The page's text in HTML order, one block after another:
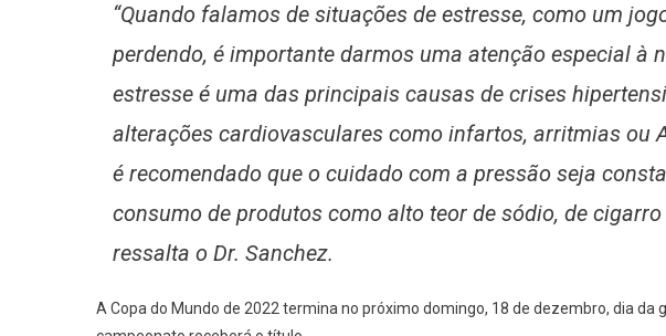
“Quando falamos de situações de estresse, como um
perdendo, é importante darmos uma atenção especial à
estresse é uma das principais causas de crises
alterações cardiovasculares como infartos, arritmias ou
é recomendado que o cuidado com a pressão seja
consumo de produtos como alto teor de sódio, de
ressalta o Dr. Sanchez.
A Copa do Mundo de 2022 termina no próximo domingo, 18 de dezembro, dia da